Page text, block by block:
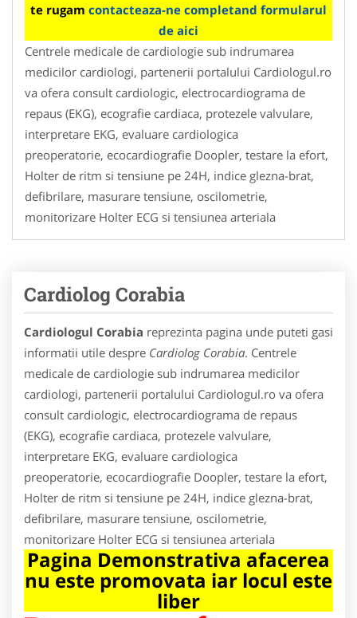
te rugam contacteaza-ne completand formularul
de aici
Centrele medicale de cardiologie sub indrumarea
medicilor cardiologi, partenerii portalului Cardiologul.ro
va ofera consult cardiologic, electrocardiograma de
repaus (EKG), ecografie cardiaca, protezele valvulare,
interpretare EKG, evaluare cardiologica
preoperatorie, ecocardiografie Doopler, testare la efort,
Holter de ritm si tensiune pe 24H, indice glezna-brat,
defibrilare, masurare tensiune, oscilometrie,
monitorizare Holter ECG si tensiunea arteriala
Cardiolog Corabia
Cardiologul Corabia reprezinta pagina unde puteti gasi
informatii utile despre Cardiolog Corabia. Centrele
medicale de cardiologie sub indrumarea medicilor
cardiologi, partenerii portalului Cardiologul.ro va ofera
consult cardiologic, electrocardiograma de repaus
(EKG), ecografie cardiaca, protezele valvulare,
interpretare EKG, evaluare cardiologica
preoperatorie, ecocardiografie Doopler, testare la efort,
Holter de ritm si tensiune pe 24H, indice glezna-brat,
defibrilare, masurare tensiune, oscilometrie,
monitorizare Holter ECG si tensiunea arteriala
Pagina Demonstrativa afacerea
nu este promovata iar locul este
liber